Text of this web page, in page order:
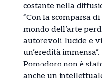
costante nella
“Con la scomparsa
mondo dell’arte
autorevoli, lucide e
un’eredità immensa”.
Pomodoro non è
anche un